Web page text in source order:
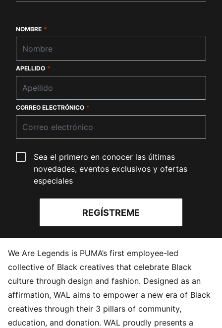
NOMBRE *
APELLIDO *
CORREO ELECTRÓNICO *
Sea el primero en conocer las últimas
novedades, eventos exclusivos y ofertas
especiales
REGÍSTREME
We Are Legends is PUMA’s first employee-led
collective of Black creatives that celebrate Black
culture through design and fashion. Designed as an
affirmation, WAL aims to empower a new era of Black
creatives through their 3 pillars of community,
education, and donation. WAL proudly presents a